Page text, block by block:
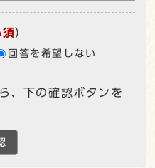
須）
回答を希望しない
、下の確認ボタンを